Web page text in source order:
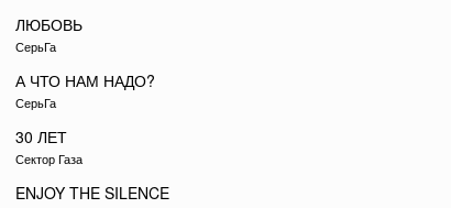
ЛЮБОВЬ
СерьГа
А ЧТО НАМ НАДО?
СерьГа
30 ЛЕТ
Сектор Газа
ENJOY THE SILENCE